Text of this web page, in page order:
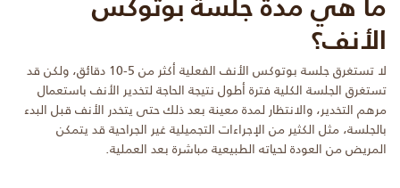
الأنف؟
لا تستغرق جلسة بوتوكس الأنف الفعلية أكثر من 5-10 دقائق، ولكن قد
تستغرق الجلسة الكلية فترة أطول نتيجة الحاجة لتخدير الأنف باستعمال
مرهم التخدير، والانتظار لمدة معينة بعد ذلك حتى يتخدر الأنف قبل البدء
بالجلسة، مثل الكثير من الإجراءات التجميلية غير الجراحية قد يتمكن
المريض من العودة لحياته الطبيعية مباشرة بعد العملية.